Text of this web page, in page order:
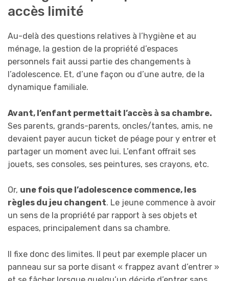
accès limité
Au-delà des questions relatives à l’hygiène et au
ménage, la gestion de la propriété d’espaces
personnels fait aussi partie des changements à
l’adolescence. Et, d’une façon ou d’une autre, de la
dynamique familiale.
Avant, l’enfant permettait l’accès à sa chambre.
Ses parents, grands-parents, oncles/tantes, amis, ne
devaient payer aucun ticket de péage pour y entrer et
partager un moment avec lui. L’enfant offrait ses
jouets, ses consoles, ses peintures, ses crayons, etc.
Or, une fois que l’adolescence commence, les
règles du jeu changent. Le jeune commence à avoir
un sens de la propriété par rapport à ses objets et
espaces, principalement dans sa chambre.
Il fixe donc des limites. Il peut par exemple placer un
panneau sur sa porte disant « frappez avant d’entrer »